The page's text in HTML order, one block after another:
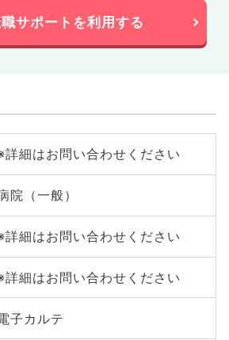
サポートを利用する
詳細はお問い合わせください
院（一般）
詳細はお問い合わせください
詳細はお問い合わせください
子カルテ